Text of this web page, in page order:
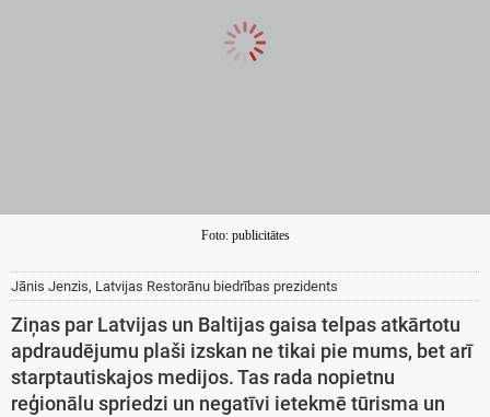
Foto: publicitātes
Jānis Jenzis, Latvijas Restorānu biedrības prezidents
Ziņas par Latvijas un Baltijas gaisa telpas atkārtotu
apdraudējumu plaši izskan ne tikai pie mums, bet arī
starptautiskajos medijos. Tas rada nopietnu
reģionālu spriedzi un negatīvi ietekmē tūrisma un